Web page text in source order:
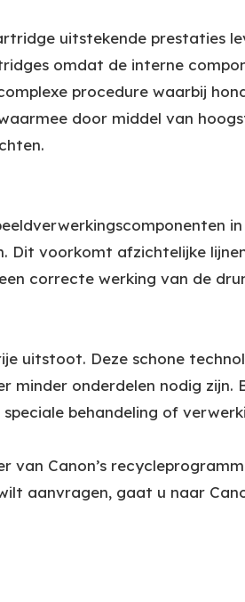
uitstekende prestaties
omdat de interne
procedure waarbij
door middel van
Dit voorkomt afzichtelijke
correcte werking van de
uitstoot. Deze schone
onderdelen nodig zijn.
behandeling of
Canon’s
aanvragen, gaat u naar